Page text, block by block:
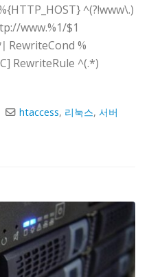
^(?!www\.)
www.%1/$1
RewriteCond %
RewriteRule ^(.*)
htaccess, 리눅스,서버